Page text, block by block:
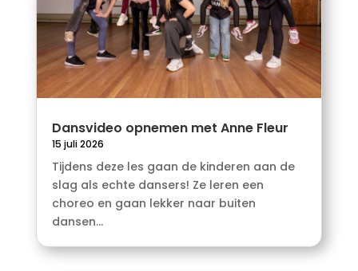
Dansvideo opnemen met Anne Fleur
15 juli 2026
Tijdens deze les gaan de kinderen aan de
slag als echte dansers! Ze leren een
choreo en gaan lekker naar buiten
dansen...